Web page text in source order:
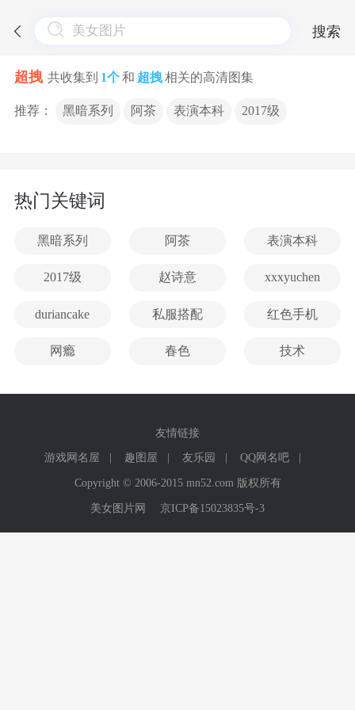
搜索
超拽 共收集到 1个和 超拽相关的高清图集
推荐： 黑暗系列 阿茶 表演本科 2017级
热门关键词
黑暗系列 阿茶 表演本科
2017级 赵诗意 xxxyuchen
duriancake 私服搭配 红色手机
网瘾 春色 技术
友情链接
游戏网名屋
| 趣图屋 | 友乐园 | QQ网名吧
|
Copyright © 2006-2015 mn52.com 版权所有
美女图片网
京ICP备15023835号-3